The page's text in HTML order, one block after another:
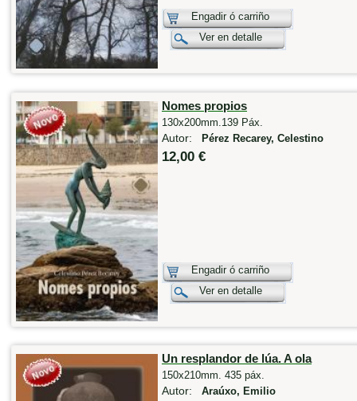
Engadir ó carriño
Ver en detalle
Nomes propios
130x200mm.139 Páx.
Autor: Pérez Recarey, Celestino
12,00 €
Engadir ó carriño
Ver en detalle
Un resplandor de lúa. A ola
150x210mm. 435 páx.
Autor: Araúxo, Emilio